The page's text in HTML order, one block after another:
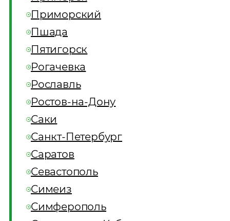
Приморский
Пшада
Пятигорск
Рогачевка
Рославль
Ростов-на-Дону
Саки
Санкт-Петербург
Саратов
Севастополь
Симеиз
Симферополь